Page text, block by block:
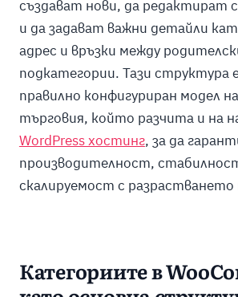
създават нови, да редактират
и да задават важни детайли
адрес и връзки между
подкатегории. Тази структура
правилно конфигуриран модел
търговия, който разчита и на
WordPress хостинг, за да
производителност,
скалируемост с разрастването
Категориите в